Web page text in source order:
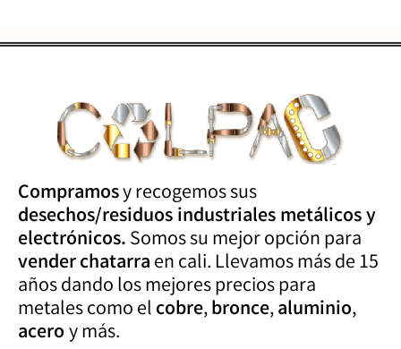
Compramosy recogemos sus
desechos/residuos industriales metálicos y
electrónicos.Somos su mejor opción para
venderchatarraen cali. Llevamos más de 15
años dando los mejores precios para
metales como elcobre,bronce,aluminio,
aceroy más.